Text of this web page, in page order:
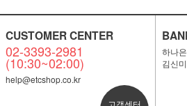
CUSTOMER CENTER
02-3393-2981
(10:30~02:00)
help@etcshop.co.kr
고객센터
하나
김신미